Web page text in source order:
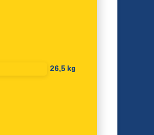
26,5 kg